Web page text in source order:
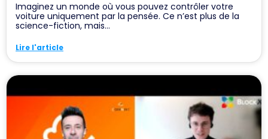
Imaginez un monde où vous pouvez contrôler votre
voiture uniquement par la pensée. Ce n’est plus de la
science-fiction, mais...
Lire l'article